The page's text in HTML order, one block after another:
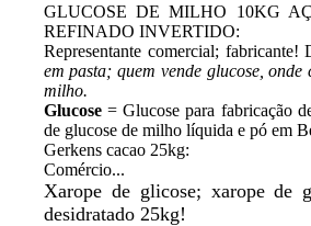
GLUCOSE DE MILHO 10KG
REFINADO INVERTIDO:
Representante comercial; fabricante!
em pasta; quem vende glucose,
milho.
Glucose= Glucose para fabricação
de glucose de milho líquida e pó em
Gerkens cacao 25kg:
Comércio...
Xarope de glicose; xarope de
desidratado 25kg!